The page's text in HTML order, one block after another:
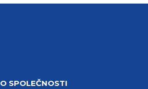
O SPOLEČNOSTI